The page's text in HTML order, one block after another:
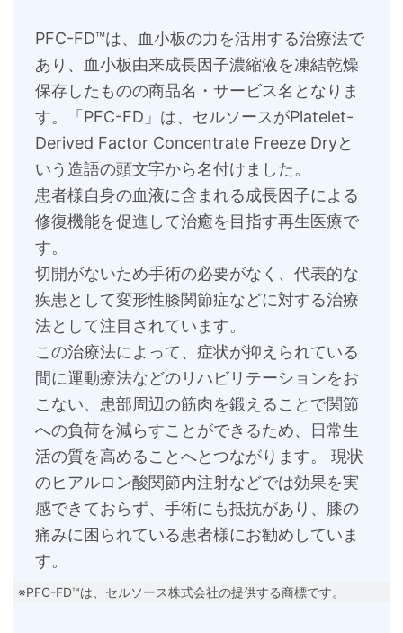
PFC-FD™は、血小板の力を活用する治療法で
あり、血小板由来成長因子濃縮液を凍結乾燥
保存したものの商品名・サービス名となりま
す。「PFC-FD」は、セルソースがPlatelet-
Derived Factor Concentrate Freeze Dryと
いう造語の頭文字から名付けました。
患者様自身の血液に含まれる成長因子による
修復機能を促進して治癒を目指す再生医療で
す。
切開がないため手術の必要がなく、代表的な
疾患として変形性膝関節症などに対する治療
法として注目されています。
この治療法によって、症状が抑えられている
間に運動療法などのリハビリテーションをお
こない、患部周辺の筋肉を鍛えることで関節
への負荷を減らすことができるため、日常生
活の質を高めることへとつながります。 現状
のヒアルロン酸関節内注射などでは効果を実
感できておらず、手術にも抵抗があり、膝の
痛みに困られている患者様にお勧めしていま
す。
※PFC-FD™は、セルソース株式会社の提供する商標です。